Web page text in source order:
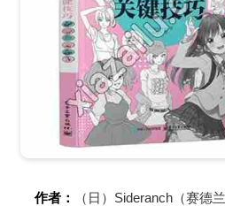
作者： （日）Sideranch（赛德